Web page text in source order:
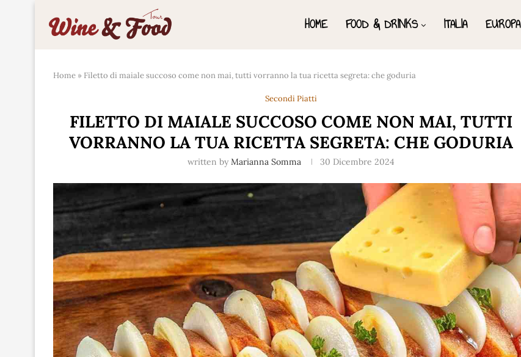
HOME FOOD & DRINKS ITALIA EUROPA
Home » Filetto di maiale succoso come non mai, tutti vorranno la tua ricetta segreta: che goduria
Secondi Piatti
FILETTO DI MAIALE SUCCOSO COME NON MAI, TUTTI
VORRANNO LA TUA RICETTA SEGRETA: CHE GODURIA
written byMarianna Somma 30 Dicembre 2024